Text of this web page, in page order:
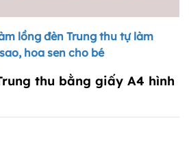
lồng đèn Trung thu tự làm
hoa sen cho bé
thu bằng giấy A4 hình